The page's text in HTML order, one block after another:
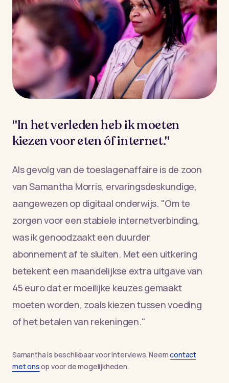
"In het verleden heb ik moeten
kiezen voor eten óf internet."
Als gevolg van de toeslagenaffaire is de zoon
van Samantha Morris, ervaringsdeskundige,
aangewezen op digitaal onderwijs. "Om te
zorgen voor een stabiele internetverbinding,
was ik genoodzaakt een duurder
abonnement af te sluiten. Met een uitkering
betekent een maandelijkse extra uitgave van
45 euro dat er moeilijke keuzes gemaakt
moeten worden, zoals kiezen tussen voeding
of het betalen van rekeningen."
Samantha is beschikbaar voor interviews. Neemcontact
met onsop voor de mogelijkheden.